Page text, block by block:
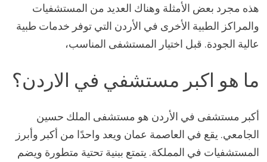
هذه مجرد بعض الأمثلة وهناك العديد من المستشفيات
والمراكز الطبية الأخرى في الأردن التي توفر خدمات طبية
عالية الجودة. قبل اختيار المستشفى المناسب،
ما هو اكبر مستشفي في الاردن؟
أكبر مستشفى في الأردن هو مستشفى الملك حسين
الجامعي. يقع في العاصمة عمان ويعد واحدًا من أكبر وأبرز
المستشفيات في المملكة. يتمتع ببنية تحتية متطورة ويضم